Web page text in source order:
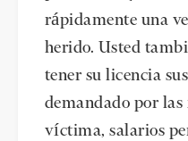
rápidamente una
herido. Usted
tener su licencia
demandado por
víctima, salarios